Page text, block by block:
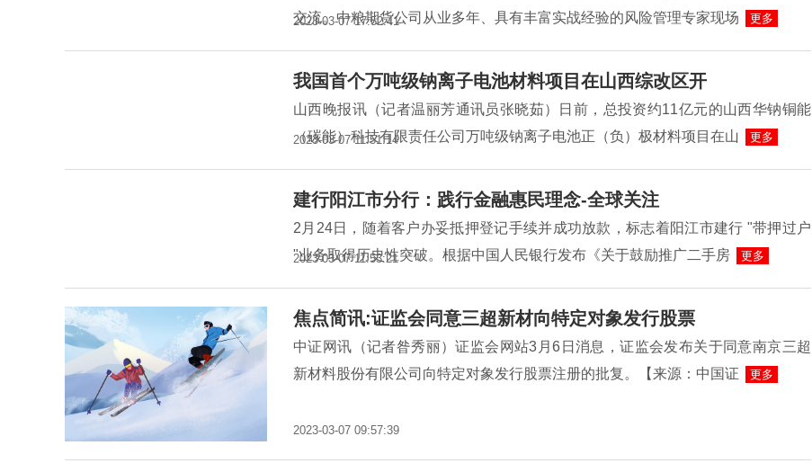
交流。中粮期货公司从业多年、具有丰富实战经验的风险管理专家现场
更多
2023-03-07 17:52:41
我国首个万吨级钠离子电池材料项目在山西综改区开
山西晚报讯（记者温丽芳通讯员张晓茹）日前，总投资约11亿元的山西华钠铜能
（碳能）科技有限责任公司万吨级钠离子电池正（负）极材料项目在山
更多
2023-03-07 11:51:14
建行阳江市分行：践行金融惠民理念-全球关注
2月24日，随着客户办妥抵押登记手续并成功放款，标志着阳江市建行 "带押过户
"业务取得历史性突破。根据中国人民银行发布《关于鼓励推广二手房
更多
2023-03-07 11:53:21
焦点简讯:证监会同意三超新材向特定对象发行股票
中证网讯（记者昝秀丽）证监会网站3月6日消息，证监会发布关于同意南京三超
新材料股份有限公司向特定对象发行股票注册的批复。【来源：中国证
更多
2023-03-07 09:57:39